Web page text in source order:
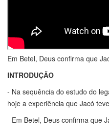
Em Betel, Deus confirma que
INTRODUÇÃO
- Na sequência do estudo do
hoje a experiência que Jacó
- Em Betel, Deus confirma que